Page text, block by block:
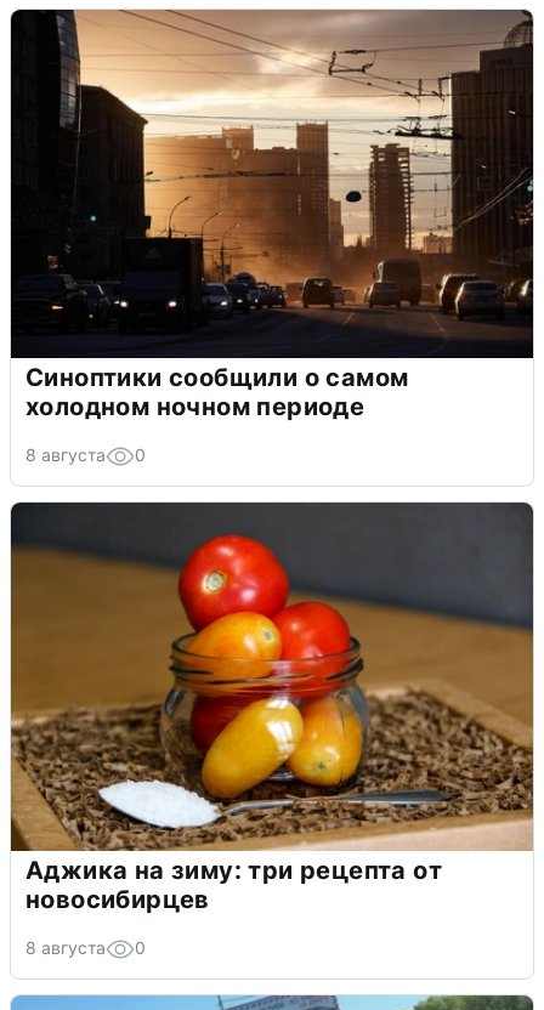
Синоптики сообщили о самом
холодном ночном периоде
8 августа 0
Аджика на зиму: три рецепта от
новосибирцев
8 августа 0